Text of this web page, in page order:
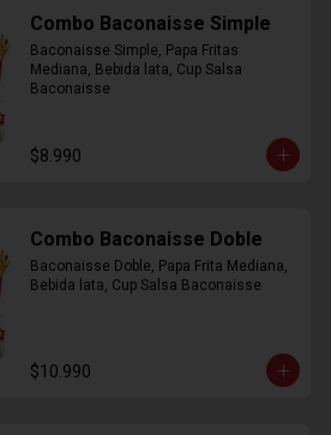
Combo Baconaisse Simple
Baconaisse Simple, Papa Fritas
Mediana, Bebida lata, Cup Salsa
Baconaisse
$8.990
Combo Baconaisse Doble
Baconaisse Doble, Papa Frita Mediana,
Bebida lata, Cup Salsa Baconaisse
$10.990